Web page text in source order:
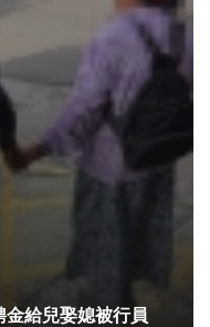
給兒娶媳被行員